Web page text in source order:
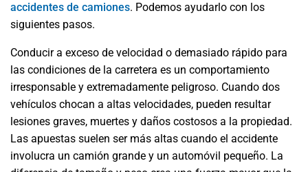
accidentes de camiones. Podemos ayudarlo con los
siguientes pasos.
Conducir a exceso de velocidad o demasiado rápido para
las condiciones de la carretera es un comportamiento
irresponsable y extremadamente peligroso. Cuando dos
vehículos chocan a altas velocidades, pueden resultar
lesiones graves, muertes y daños costosos a la propiedad.
Las apuestas suelen ser más altas cuando el accidente
involucra un camión grande y un automóvil pequeño. La